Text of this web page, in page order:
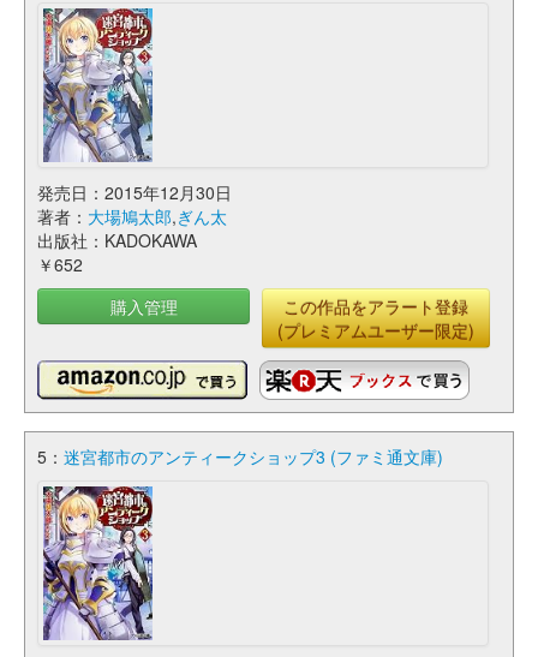
発売日：2015年12月30日
著者： 大場鳩太郎,ぎん太
出版社：KADOKAWA
￥652
購入管理
この作品をアラート登録
(プレミアムユーザー限定)
5： 迷宮都市のアンティークショップ3 (ファミ通文庫)